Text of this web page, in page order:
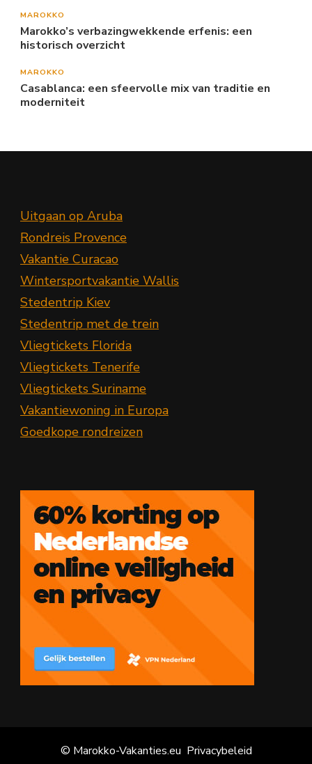
MAROKKO
Marokko’s verbazingwekkende erfenis: een
historisch overzicht
MAROKKO
Casablanca: een sfeervolle mix van traditie en
moderniteit
Uitgaan op Aruba
Rondreis Provence
Vakantie Curacao
Wintersportvakantie Wallis
Stedentrip Kiev
Stedentrip met de trein
Vliegtickets Florida
Vliegtickets Tenerife
Vliegtickets Suriname
Vakantiewoning in Europa
Goedkope rondreizen
© Marokko-Vakanties.eu Privacybeleid